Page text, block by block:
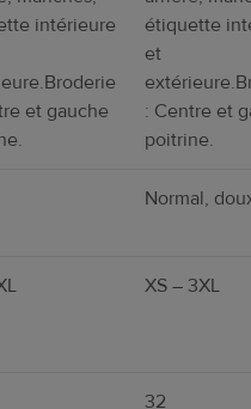
intérieure
et gauche
étiquette
et
: Centre et
poitrine.
Normal,
XS – 3XL
32